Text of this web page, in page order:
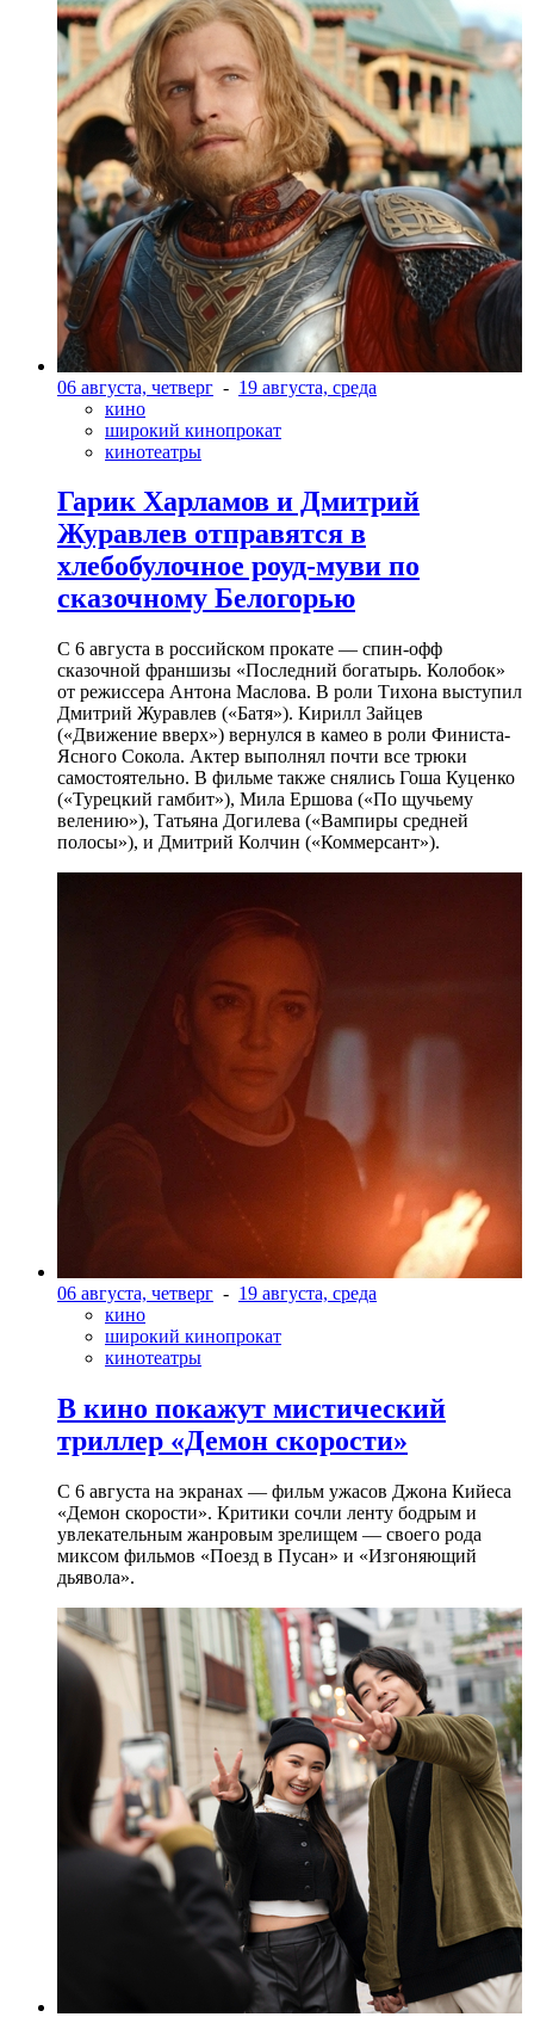
06 августа, четверг - 19 августа, среда
кино
широкий кинопрокат
кинотеатры
Гарик Харламов и Дмитрий
Журавлев отправятся в
хлебобулочное роуд-муви по
сказочному Белогорью
С 6 августа в российском прокате — спин-офф
сказочной франшизы «Последний богатырь. Колобок»
от режиссера Антона Маслова. В роли Тихона выступил
Дмитрий Журавлев («Батя»). Кирилл Зайцев
(«Движение вверх») вернулся в камео в роли Финиста-
Ясного Сокола. Актер выполнял почти все трюки
самостоятельно. В фильме также снялись Гоша Куценко
(«Турецкий гамбит»), Мила Ершова («По щучьему
велению»), Татьяна Догилева («Вампиры средней
полосы»), и Дмитрий Колчин («Коммерсант»).
06 августа, четверг - 19 августа, среда
кино
широкий кинопрокат
кинотеатры
В кино покажут мистический
триллер «Демон скорости»
С 6 августа на экранах — фильм ужасов Джона Кийеса
«Демон скорости». Критики сочли ленту бодрым и
увлекательным жанровым зрелищeм — своего рода
миксом фильмов «Поезд в Пусан» и «Изгоняющий
дьявола».